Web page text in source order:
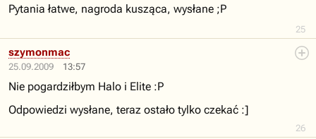
25
Pytania łatwe, nagroda kusząca, wysłane ;P
25.09.2009 13:57
26
szymonmac
Nie pogardziłbym Halo i Elite :P
Odpowiedzi wysłane, teraz ostało tylko czekać :]